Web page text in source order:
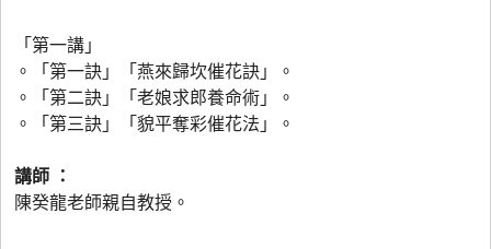
「第一講」
。「第一訣」「燕來歸坎催花訣」。
。「第二訣」「老娘求郎養命術」。
。「第三訣」「貌平奪彩催花法」。
講師 ：
陳癸龍老師親自教授。